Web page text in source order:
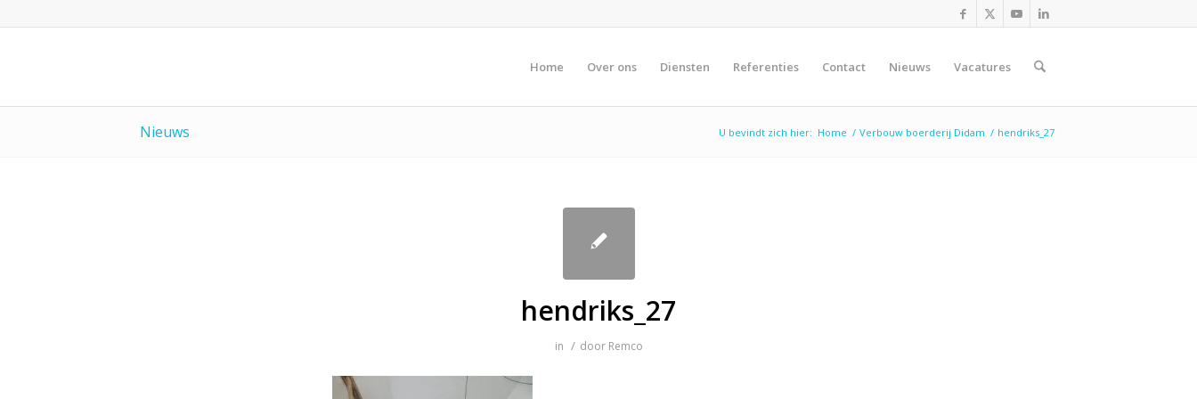
Home Over ons Diensten Referenties Contact Nieuws Vacatures
Nieuws U bevindt zich hier: Home / Verbouw boerderij Didam / hendriks_27
hendriks_27
in / door Remco